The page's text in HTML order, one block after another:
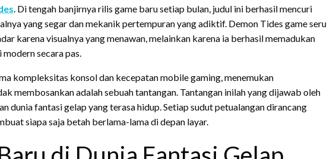
. Di tengah banjirnya rilis game baru setiap bulan, judul ini berhasil mencuri
yang segar dan mekanik pertempuran yang adiktif. Demon Tides game seru
karena visualnya yang menawan, melainkan karena ia berhasil memadukan
secara pas.
kompleksitas konsol dan kecepatan mobile gaming, menemukan
membosankan adalah sebuah tantangan. Tantangan inilah yang dijawab oleh
dunia fantasi gelap yang terasa hidup. Setiap sudut petualangan dirancang
siapa saja betah berlama-lama di depan layar.